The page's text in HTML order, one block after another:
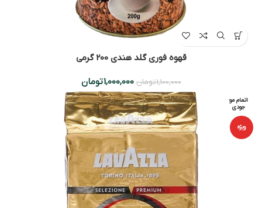
قهوه فوری گلد هندی 200 گرمی
1,100,000تومان 1,000,000تومان
اتمام مو
جودی
ویژه